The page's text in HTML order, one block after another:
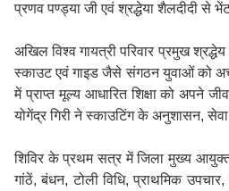
प्रणव पण्ड्या जी एवं श्रद्धेया शैलदीदी से
अखिल विश्व गायत्री परिवार प्रमुख
स्काउट एवं गाइड जैसे संगठन युवाओं को
में प्राप्त मूल्य आधारित शिक्षा को अपने
योगेंद्र गिरी ने स्काउटिंग के अनुशासन,
शिविर के प्रथम सत्र में जिला मुख्य आयुक्त
गांठें, बंधन, टोली विधि, प्राथमिक